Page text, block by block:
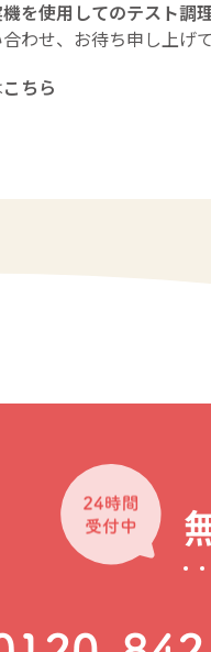
を使用してのテスト調
わせ、お待ち申し上げ
こちら